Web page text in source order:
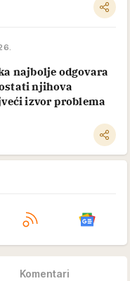
najbolje odgovara
njihova
izvor problema
Komentari